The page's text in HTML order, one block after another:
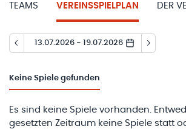
TEAMS VEREINSSPIELPLAN DER
13.07.2026 - 19.07.2026
Keine Spiele gefunden
Es sind keine Spiele vorhanden.
gesetzten Zeitraum keine Spiele statt